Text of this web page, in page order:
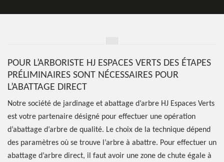
POUR L’ARBORISTE HJ ESPACES VERTS DES ÉTAPES
PRÉLIMINAIRES SONT NÉCESSAIRES POUR
L’ABATTAGE DIRECT
Notre société de jardinage et abattage d’arbre HJ Espaces Verts
est votre partenaire désigné pour effectuer une opération
d’abattage d’arbre de qualité. Le choix de la technique dépend
des paramètres où se trouve l’arbre à abattre. Pour effectuer un
abattage d’arbre direct, il faut avoir une zone de chute égale à